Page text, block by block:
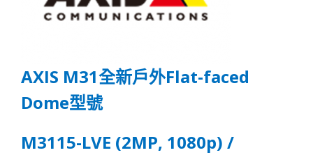
AXIS M31全新戶外Flat-faced
Dome型號
M3115-LVE (2MP, 1080p) /